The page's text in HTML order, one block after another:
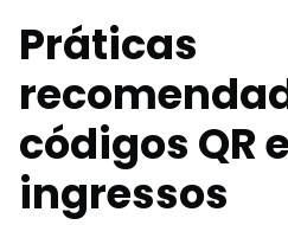
Práticas
códigos QR
ingressos